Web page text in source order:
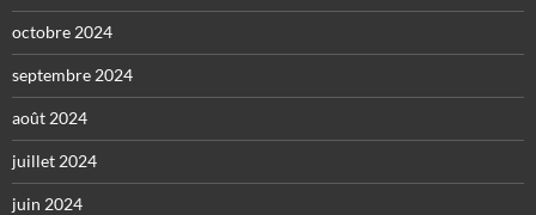
octobre 2024
septembre 2024
août 2024
juillet 2024
juin 2024